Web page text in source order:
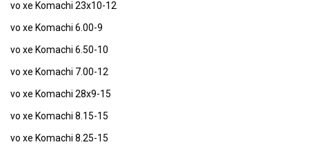
vo xe Komachi 23x10-12
vo xe Komachi 6.00-9
vo xe Komachi 6.50-10
vo xe Komachi 7.00-12
vo xe Komachi 28x9-15
vo xe Komachi 8.15-15
vo xe Komachi 8.25-15